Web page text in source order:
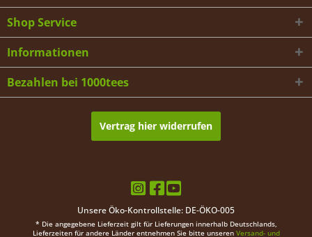
Shop Service
Informationen
Bezahlen bei 1000tees
Vertrag hier widerrufen
Unsere Öko-Kontrollstelle: DE-ÖKO-005
* Die angegebene Lieferzeit gilt für Lieferungen innerhalb Deutschlands,
Lieferzeiten für andere Länder entnehmen Sie bitte unseren Versand- und